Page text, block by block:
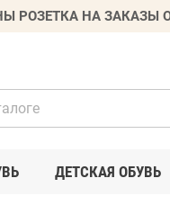
РОЗЕТКА НА ЗАКАЗЫ
ДЕТСКАЯ ОБУВЬ